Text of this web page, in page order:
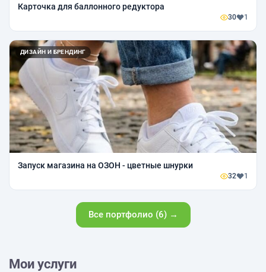
Карточка для баллонного редуктора
30 1
ДИЗАЙН И БРЕНДИНГ
Запуск магазина на ОЗОН - цветные шнурки
32 1
Все портфолио (6) →
Мои услуги